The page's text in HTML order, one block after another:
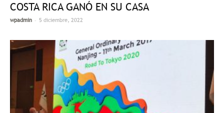
COSTA RICA GANÓ EN SU CASA
wpadmin - 5 diciembre, 2022